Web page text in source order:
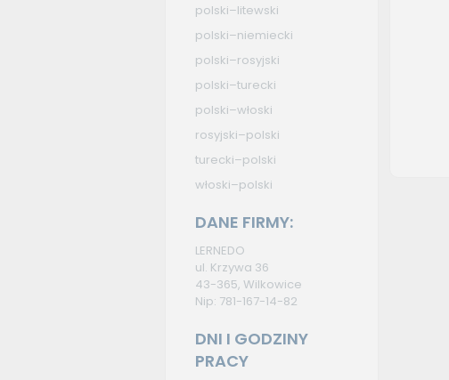
polski–litewski
polski–niemiecki
polski–rosyjski
polski–turecki
polski–włoski
rosyjski–polski
turecki–polski
włoski–polski
DANE FIRMY:
LERNEDO
ul. Krzywa 36
43-365, Wilkowice
Nip: 781-167-14-82
DNI I GODZINY
PRACY